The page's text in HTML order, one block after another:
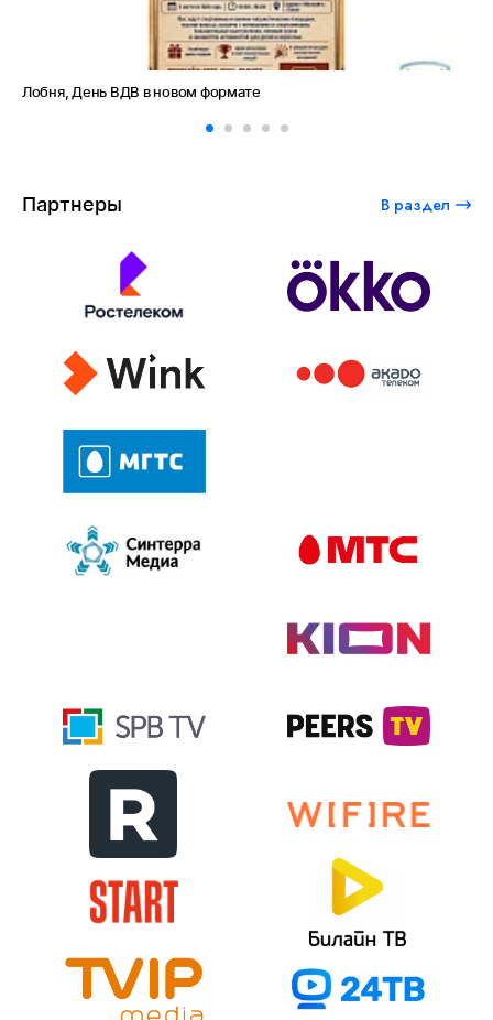
Лобня, День ВДВ в новом формате
Партнеры В раздел